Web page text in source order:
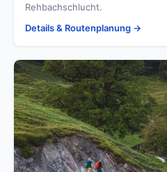
Rehbachschlucht.
Details & Routenplanung →